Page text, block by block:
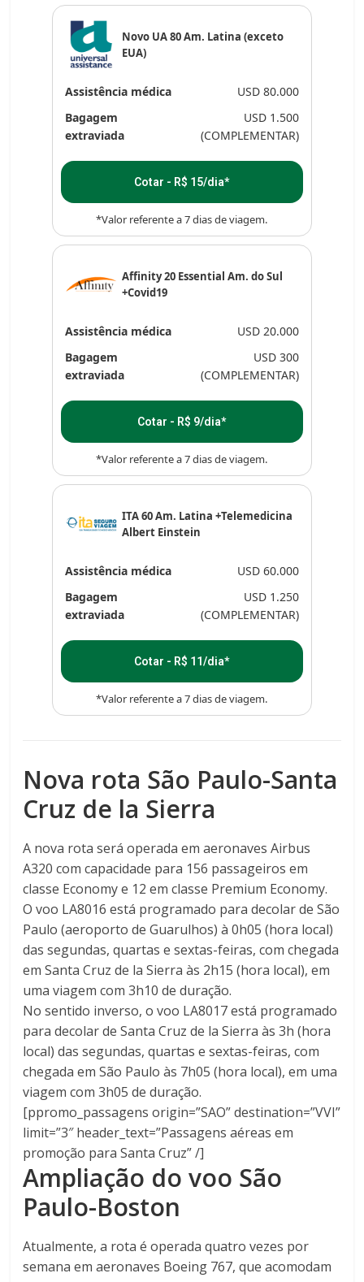
Novo UA 80 Am. Latina (exceto
EUA)
Assistência médica
USD 80.000
Bagagem
extraviada
USD 1.500
(COMPLEMENTAR)
Cotar - R$ 15/dia*
*Valor referente a 7 dias de viagem.
Affinity 20 Essential Am. do Sul
+Covid19
Assistência médica
USD 20.000
Bagagem
extraviada
USD 300
(COMPLEMENTAR)
Cotar - R$ 9/dia*
*Valor referente a 7 dias de viagem.
ITA 60 Am. Latina +Telemedicina
Albert Einstein
Assistência médica
USD 60.000
Bagagem
extraviada
USD 1.250
(COMPLEMENTAR)
Cotar - R$ 11/dia*
*Valor referente a 7 dias de viagem.
Nova rota São Paulo-Santa
Cruz de la Sierra
A nova rota será operada em aeronaves Airbus
A320 com capacidade para 156 passageiros em
classe Economy e 12 em classe Premium Economy.
O voo LA8016 está programado para decolar de São
Paulo (aeroporto de Guarulhos) à 0h05 (hora local)
das segundas, quartas e sextas-feiras, com chegada
em Santa Cruz de la Sierra às 2h15 (hora local), em
uma viagem com 3h10 de duração.
No sentido inverso, o voo LA8017 está programado
para decolar de Santa Cruz de la Sierra às 3h (hora
local) das segundas, quartas e sextas-feiras, com
chegada em São Paulo às 7h05 (hora local), em uma
viagem com 3h05 de duração.
[ppromo_passagens origin=”SAO” destination=”VVI”
limit=”3″ header_text=”Passagens aéreas em
promoção para Santa Cruz” /]
Ampliação do voo São
Paulo-Boston
Atualmente, a rota é operada quatro vezes por
semana em aeronaves Boeing 767, que acomodam